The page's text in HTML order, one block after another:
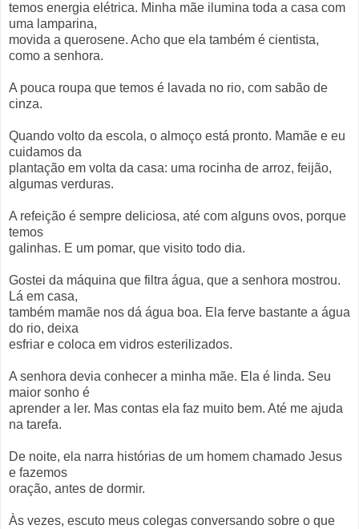
temos energia elétrica. Minha mãe ilumina toda a casa com
uma lamparina,
movida a querosene. Acho que ela também é cientista,
como a senhora.
A pouca roupa que temos é lavada no rio, com sabão de
cinza.
Quando volto da escola, o almoço está pronto. Mamãe e eu
cuidamos da
plantação em volta da casa: uma rocinha de arroz, feijão,
algumas verduras.
A refeição é sempre deliciosa, até com alguns ovos, porque
temos
galinhas. E um pomar, que visito todo dia.
Gostei da máquina que filtra água, que a senhora mostrou.
Lá em casa,
também mamãe nos dá água boa. Ela ferve bastante a água
do rio, deixa
esfriar e coloca em vidros esterilizados.
A senhora devia conhecer a minha mãe. Ela é linda. Seu
maior sonho é
aprender a ler. Mas contas ela faz muito bem. Até me ajuda
na tarefa.
De noite, ela narra histórias de um homem chamado Jesus
e fazemos
oração, antes de dormir.
Às vezes, escuto meus colegas conversando sobre o que